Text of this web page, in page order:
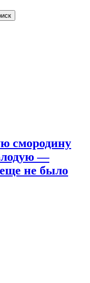
смородину
—
не было